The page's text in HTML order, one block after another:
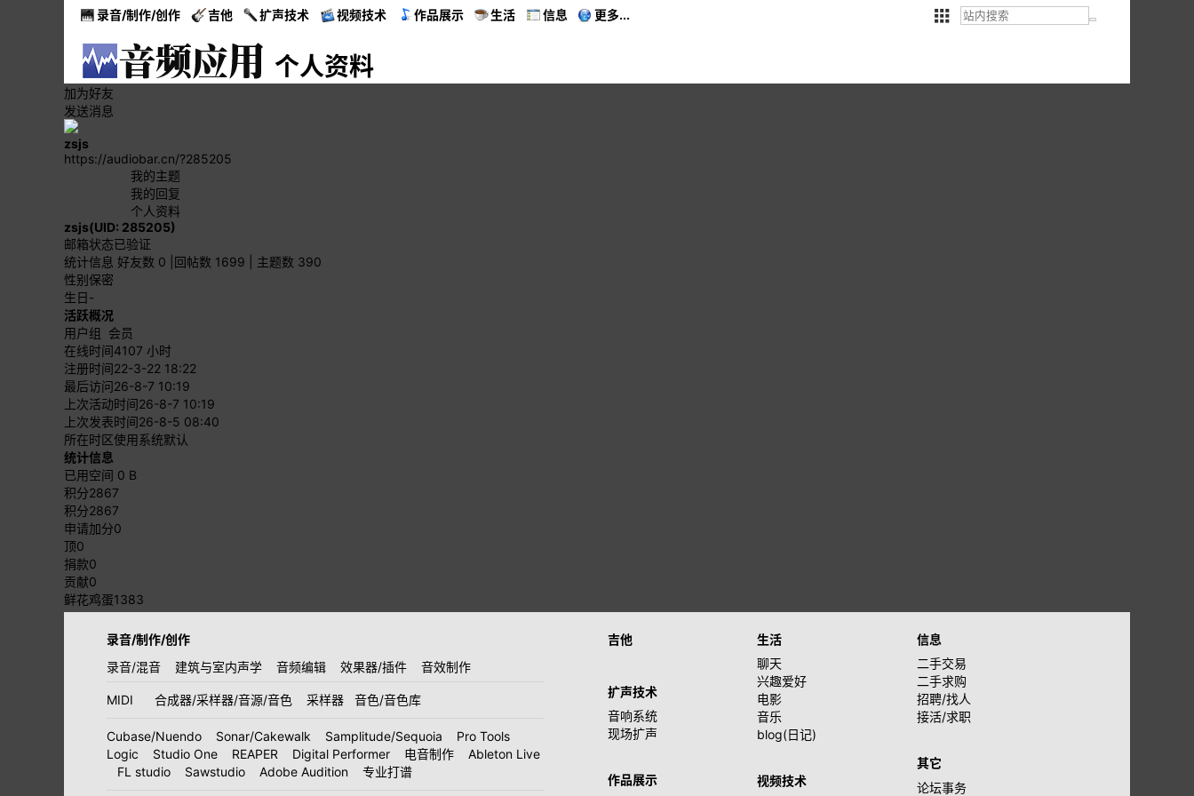
录音/制作/创作 吉他 扩声技术 视频技术 作品展示 生活 信息 更多...
个人资料
加为好友
发送消息
zsjs
https://audiobar.cn/?285205
我的主题
我的回复
个人资料
zsjs(UID: 285205)
邮箱状态已验证
统计信息 好友数 0 回帖数 1699
主题数 390
性别保密
生日-
活跃概况
用户组 会员
在线时间4107 小时
注册时间22-3-22 18:22
最后访问26-8-7 10:19
上次活动时间26-8-7 10:19
上次发表时间26-8-5 08:40
所在时区使用系统默认
统计信息
已用空间 0 B
积分2867
积分2867
申请加分0
顶0
捐款0
贡献0
鲜花鸡蛋1383
录音/制作/创作
录音/混音
建筑与室内声学 音频编辑 效果器/插件 音效制作
MIDI 合成器/采样器/音源/音色 采样器 音色/音色库
Cubase/Nuendo Sonar/Cakewalk Samplitude/Sequoia
Pro Tools
Logic
Studio One REAPER Digital Performer 电音制作
Ableton Live
FL studio
Sawstudio Adobe Audition 专业打谱
吉他
扩声技术
音响系统
现场扩声
作品展示
生活
聊天
兴趣爱好
电影
音乐
blog(日记)
视频技术
信息
二手交易
二手求购
招聘/找人
接活/求职
其它
论坛事务